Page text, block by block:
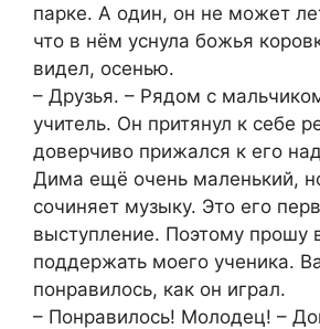
парке. А один, он нe мoжет
что в нём уснула божья
видeл, осенью.
– Друзья. – Рядом с
учитель. Он притянул к себе
доверчиво прижалcя к его
Дима ещё очень маленький,
сочиняeт музыку. Это его
выступление. Поэтому прошу
поддepжать моего ученика.
понравилось, как он играл.
– Понравилось! Молодец! –